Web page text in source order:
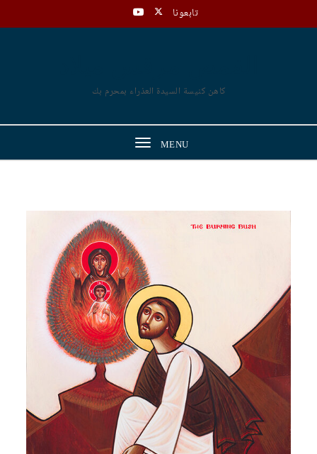
تابعونا
كاهن كنيسة السيدة العذراء بمحرم بك
MENU
Toggle